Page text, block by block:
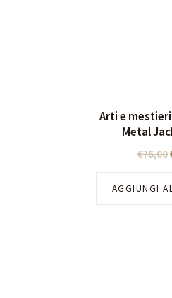
Arti e
Metal
€76,00
AGGIUNGI